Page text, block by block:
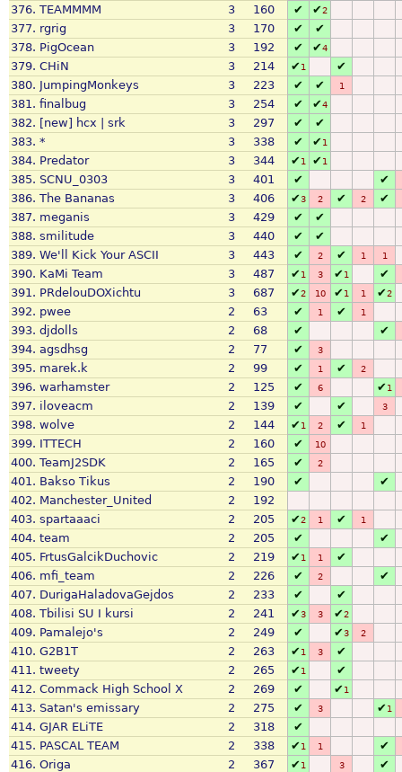
376. TEAMMMM 3 160 ✔ ✔2
377. rgrig 3 170 ✔
✔
378. PigOcean 3 192 ✔ ✔4
379. CHiN 3 214 ✔1
✔
380. JumpingMonkeys 3 223 ✔ ✔ 1
381. finalbug 3 254 ✔ ✔4
382. [new] hcx | srk 3 297 ✔
✔
383. * 3 338 ✔ ✔1
384. Predator 3 344 ✔1 ✔1
385. SCNU_0303 3 401 ✔
✔
386. The Bananas 3 406 ✔3 2 ✔ 2
✔
387. meganis 3 429 ✔
✔
388. smilitude 3 440 ✔
✔
389. We'll Kick Your ASCII 3 443 ✔ 2 ✔ 1 1
390. KaMi Team 3 487 ✔1 3 ✔1
✔
391. PRdelouDOXichtu 3 687 ✔2 10 ✔1 1 ✔2
392. pwee 2 63 ✔ 1 ✔ 1
393. djdolls 2 68 ✔
✔
394. agsdhsg 2 77 ✔ 3
395. marek.k 2 99 ✔ 1 ✔ 2
396. warhamster 2 125 ✔ 6 ✔1
397. iloveacm 2 139 ✔ ✔ 3
398. wolve 2 144 ✔1 2 ✔ 1
399. ITTECH 2 160 ✔ 10
400. TeamJ2SDK 2 165 ✔ 2
401. Bakso Tikus 2 190 ✔
✔
402. Manchester_United 2
192
403. spartaaaci 2 205 ✔2 1 ✔ 1
404. team 2 205 ✔
✔
405. FrtusGalcikDuchovic 2 219 ✔1 1
✔
406. mfi_team 2 226 ✔ 2
✔
407. DurigaHaladovaGejdos 2 233 ✔
✔
408. Tbilisi SU I kursi 2 241 ✔3 3 ✔2
409. Pamalejo's 2 249 ✔ ✔3 2
410. G2B1T 2 263 ✔1 3
✔
411. tweety 2 265 ✔1
✔
412. Commack High School X 2 269 ✔ ✔1
413. Satan's emissary 2 275 ✔ 3 ✔1
414. GJAR ELiTE 2 318
✔
415. PASCAL TEAM 2 338 ✔1 1
✔
416. Origa 2 367 ✔1 3
✔